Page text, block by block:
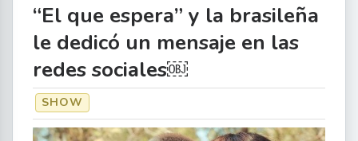
“El que espera” y la brasileña
le dedicó un mensaje en las
redes sociales￼
SHOW